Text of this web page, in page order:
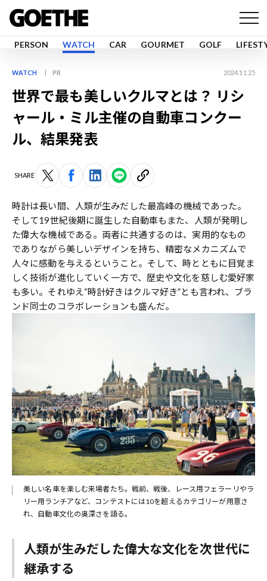
PERSON WATCH CAR GOURMET GOLF
WATCH PR 2024.11.25
世界で最も美しいクルマとは？ リシ
ャール・ミル主催の自動車コンクー
ル、結果発表
SHARE
時計は長い間、人類が生みだした最高峰の機械であった。
そして19世紀後期に誕生した自動車もまた、人類が発明し
た偉大な機械である。両者に共通するのは、実用的なもの
でありながら美しいデザインを持ち、精密なメカニズムで
人々に感動を与えるということ。そして、時とともに目覚ま
しく技術が進化していく一方で、歴史や文化を慈しむ愛好家
も多い。それゆえ“時計好きはクルマ好き”とも言われ、ブラ
ンド同士のコラボレーションも盛んだ。
美しい名車を楽しむ来場者たち。戦前、戦後、レース用フェラーリやラ
リー用ランチアなど、コンテストには10を超えるカテゴリーが用意さ
れ、自動車文化の奥深さを語る。
人類が生みだした偉大な文化を次世代に
継承する